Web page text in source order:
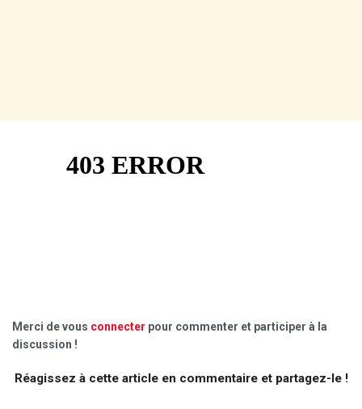
Merci de vous connecter pour commenter et participer à la
discussion !
Réagissez à cette article en commentaire et partagez-le !